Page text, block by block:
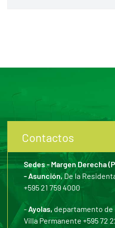
Contactos
Sedes - Margen Derecha
- Asunción,De la
+595 21 759 4000
- Ayolas, departamento de
Villa Permanente +595 72